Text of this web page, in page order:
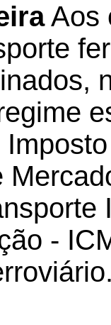
Aos
-